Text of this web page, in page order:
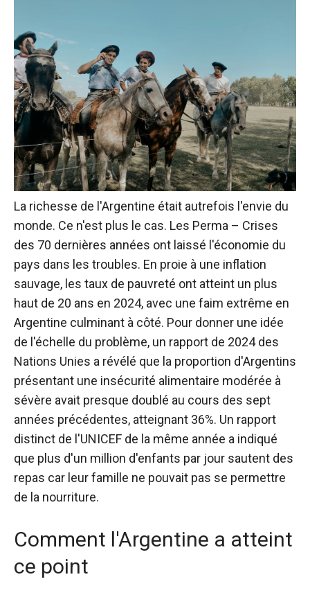
La richesse de l'Argentine était autrefois l'envie du
monde. Ce n'est plus le cas. Les Perma – Crises
des 70 dernières années ont laissé l'économie du
pays dans les troubles. En proie à une inflation
sauvage, les taux de pauvreté ont atteint un plus
haut de 20 ans en 2024, avec une faim extrême en
Argentine culminant à côté. Pour donner une idée
de l'échelle du problème, un rapport de 2024 des
Nations Unies a révélé que la proportion d'Argentins
présentant une insécurité alimentaire modérée à
sévère avait presque doublé au cours des sept
années précédentes, atteignant 36%. Un rapport
distinct de l'UNICEF de la même année a indiqué
que plus d'un million d'enfants par jour sautent des
repas car leur famille ne pouvait pas se permettre
de la nourriture.
Comment l'Argentine a atteint
ce point